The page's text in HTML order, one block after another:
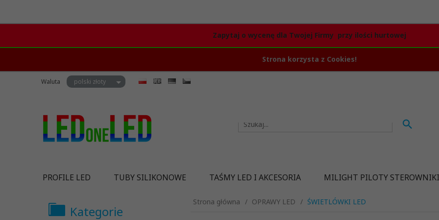
Zapytaj o wycenę dla Twojej Firmy przy ilości hurtowej
Strona korzysta z Cookies!
Waluta currency_h
polski złoty
PROFILE LED TUBY SILIKONOWE TAŚMY LED I AKCESORIA MILIGHT PILOTY STEROWNIKI
Kategorie
Strona główna OPRAWY LED ŚWIETLÓWKI LED